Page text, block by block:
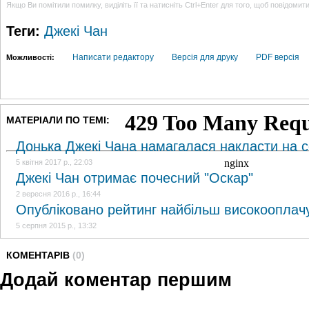
Якщо Ви помітили помилку, виділіть її та натисніть Ctrl+Enter для того, щоб
Теги: Джекі Чан
Можливості: Написати редактору Версія для друку PDF версія
МАТЕРІАЛИ ПО ТЕМІ:
Донька Джекі Чана намагалася накласти на
5 квітня 2017 р., 22:03
Джекі Чан отримає почесний "Оскар"
2 вересня 2016 р., 16:44
Опубліковано рейтинг найбільш
5 серпня 2015 р., 13:32
КОМЕНТАРІВ (0)
Додай коментар першим